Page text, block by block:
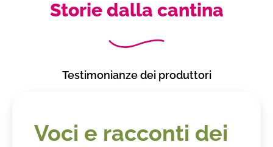
Storie dalla cantina
Testimonianze dei produttori
Voci e racconti dei